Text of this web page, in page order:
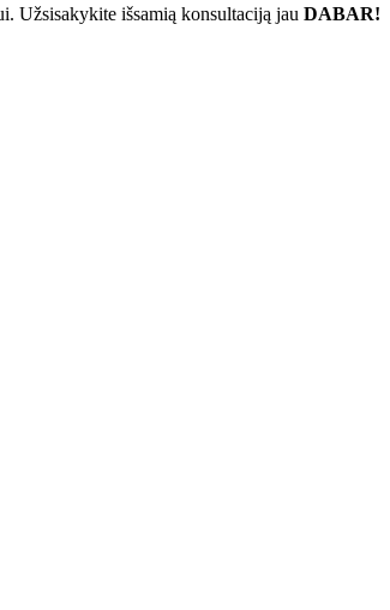
Užsisakykite išsamią konsultaciją jau DABAR!